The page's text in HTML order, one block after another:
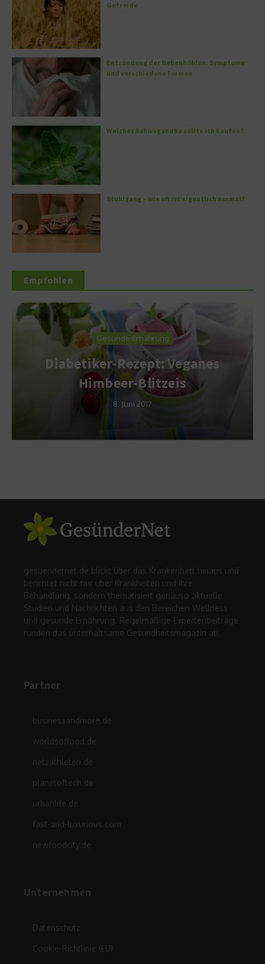
Getreide
Entzündung der Nebenhöhlen: Symptome
und verschiedene Formen
Welches Ashwagandha sollte ich kaufen?
Stuhlgang – wie oft ist eigentlich normal?
Empfohlen
Gesunde Ernährung
Diabetiker-Rezept: Veganes
Himbeer-Blitzeis
8. Juni 2017
gesuendernet.de blickt über das Krankenbett hinaus und
berichtet nicht nur über Krankheiten und ihre
Behandlung, sondern thematisiert genauso aktuelle
Studien und Nachrichten aus den Bereichen Wellness
und gesunde Ernährung. Regelmäßige Expertenbeiträge
runden das unterhaltsame Gesundheitsmagazin ab.
Partner
businessandmore.de
worldsoffood.de
netzathleten.de
planetoftech.de
urbanlife.de
fast-and-luxurious.com
newfoodcity.de
Unternehmen
Datenschutz
Cookie-Richtlinie (EU)